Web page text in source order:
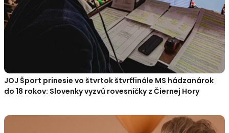
JOJ Šport prinesie vo štvrtok štvrťfinále MS hádzanárok
do 18 rokov: Slovenky vyzvú rovesníčky z Čiernej Hory